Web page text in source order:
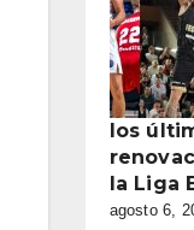
los
la Liga
agosto 6,